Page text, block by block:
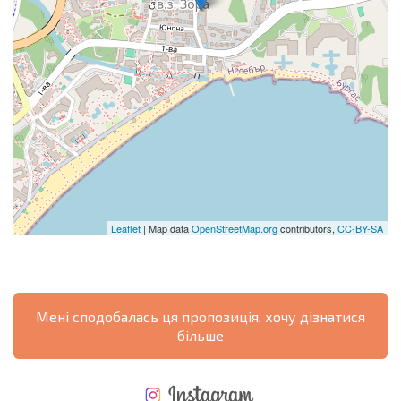
Leaflet | Map dataOpenStreetMap.orgcontributors, CC-BY-SA
Мені сподобалась ця пропозиція, хочу дізнатися
більше